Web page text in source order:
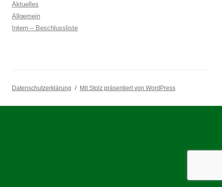
Aktuelles
Allgemein
Intern – Beschlussliste
Datenschutzerklärung Mit Stolz präsentiert von WordPress